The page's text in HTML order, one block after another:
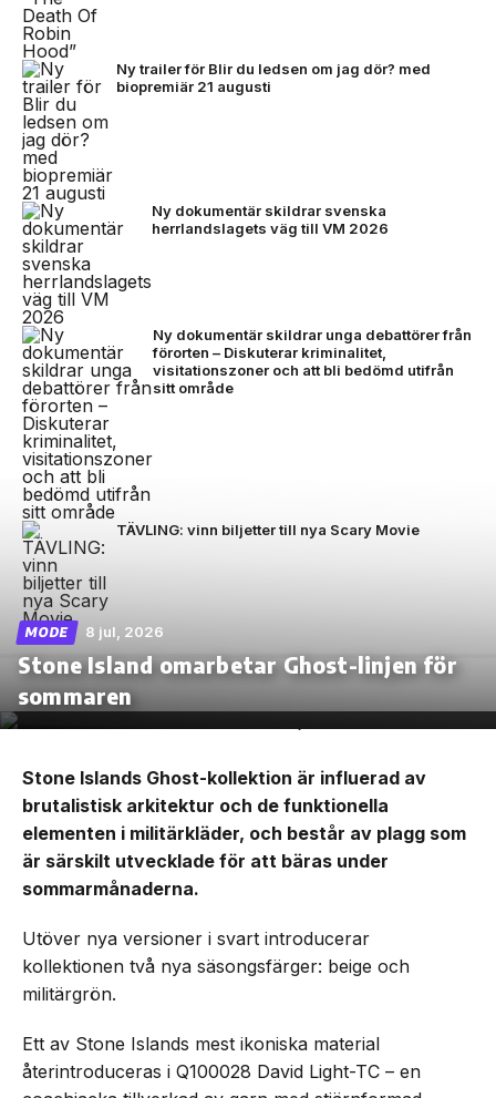
Ny trailer för Blir du ledsen om jag dör? med
biopremiär 21 augusti
Ny dokumentär skildrar svenska
herrlandslagets väg till VM 2026
Ny dokumentär skildrar unga debattörer från
förorten – Diskuterar kriminalitet,
visitationszoner och att bli bedömd utifrån
sitt område
TÄVLING: vinn biljetter till nya Scary Movie
MODE 8 jul, 2026
Stone Island omarbetar Ghost-linjen för
sommaren
Stone Islands Ghost-kollektion är influerad av
brutalistisk arkitektur och de funktionella
elementen i militärkläder, och består av plagg som
är särskilt utvecklade för att bäras under
sommarmånaderna.
Utöver nya versioner i svart introducerar
kollektionen två nya säsongsfärger: beige och
militärgrön.
Ett av Stone Islands mest ikoniska material
återintroduceras i Q100028 David Light-TC – en